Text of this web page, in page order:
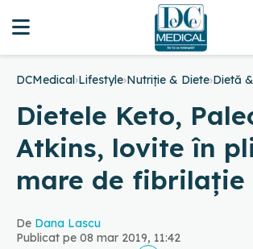
DCMedical›Lifestyle›Nutriție & Diete›Dietă
Dietele Keto,
Atkins, lovite în
mare de
De Dana Lascu
Publicat pe 08 mar 2019, 11:42